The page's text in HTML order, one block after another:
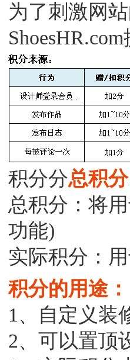
为了刺激网
积分分总积分
总积分： 将
功能)
实际积分：
积分的用途：
1、自定义装
2、可以置顶